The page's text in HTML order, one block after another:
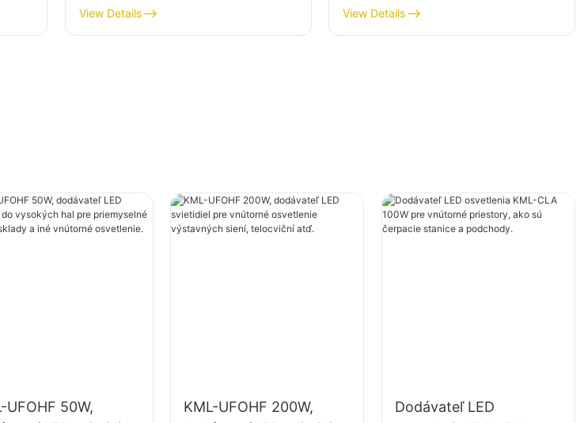
HB30 150W pre vnútorné
priestory, ako sú telocvične a
View Details
priestory, ako sú čerpacie
stanice a podchody.
View Details
UFOHF 50W,
KML-UFOHF 200W,
Dodávateľ LED